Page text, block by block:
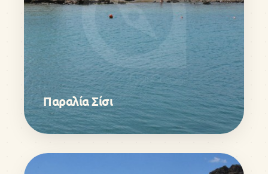
Παραλία Σίσι